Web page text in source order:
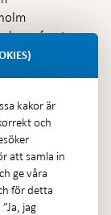
kakor är
och
att samla in
ge våra
för detta
jag